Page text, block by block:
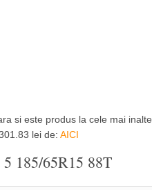
si este produs la cele mai inalte
lei de: AICI
185/65R15 88T